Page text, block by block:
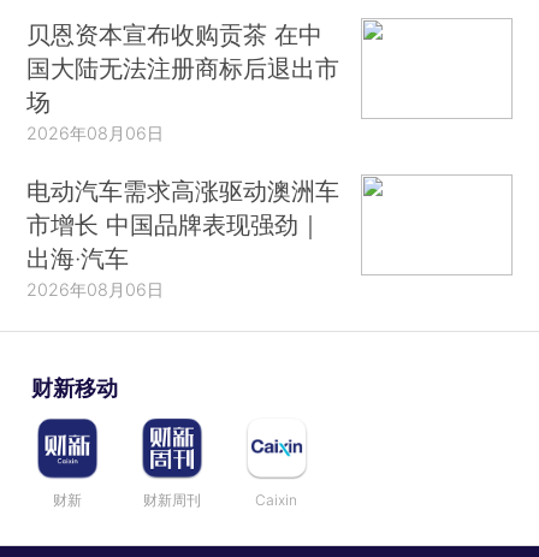
贝恩资本宣布收购贡茶 在中
国大陆无法注册商标后退出市
场
2026年08月06日
电动汽车需求高涨驱动澳洲车
市增长 中国品牌表现强劲｜
出海·汽车
2026年08月06日
财新移动
财新 财新周刊 Caixin